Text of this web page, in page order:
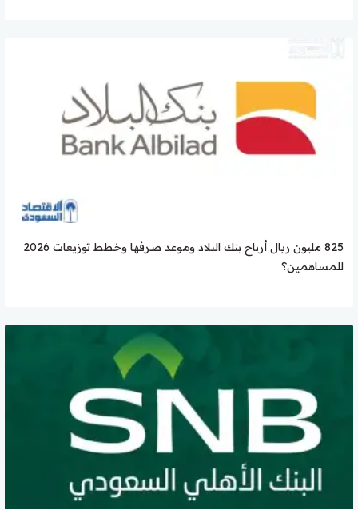
825 مليون ريال أرباح بنك البلاد وموعد صرفها وخطط توزيعات 2026
للمساهمين؟